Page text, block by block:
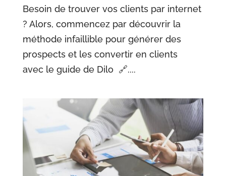
Besoin de trouver vos clients par internet
? Alors, commencez par découvrir la
méthode infaillible pour générer des
prospects et les convertir en clients
avec le guide de Dilo 🔗....